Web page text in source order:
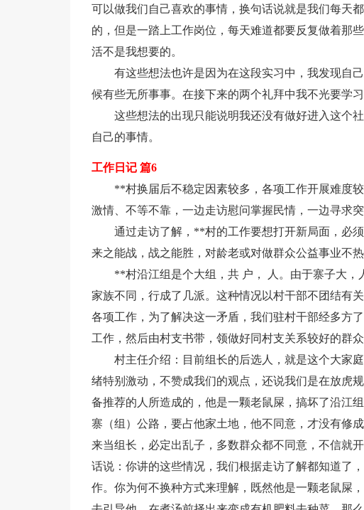
可以做我们自己喜欢的事情，换句话说就是我们每天
的，但是一踏上工作岗位，每天难道都要反复做着那
活不是我想要的。
有这些想法也许是因为在这段实习中，我发现自
候有些无所事事。在接下来的两个礼拜中我不光要学
这些想法的出现只能说明我还没有做好进入这个
自己的事情。
工作日记 篇6
**村换届后不稳定因素较多，各项工作开展难度
激情、不等不靠，一边走访慰问掌握民情，一边寻求
通过走访了解，**村的工作要想打开新局面，必
来之能战，战之能胜，对龄老或对做群众公益事业不热
**村沿江组是个大组，共 户， 人。由于寨子大
家族不同，行成了几派。这种情况以村干部不团结有
各项工作，为了解决这一矛盾，我们驻村干部经多方
工作，然后由村支书带，领做好同村支关系较好的群
村主任介绍：目前组长的后选人，就是这个大家
绪特别激动，不赞成我们的观点，还说我们是在放虎
备推荐的人所造成的，他是一颗老鼠屎，搞坏了沿江
寨（组）公路，要占他家土地，他不同意，才没有修
来当组长，必定出乱子，多数群众都不同意，不信就
话说：你讲的这些情况，我们根据走访了解都知道了
作。你为何不换种方式来理解，既然他是一颗老鼠屎